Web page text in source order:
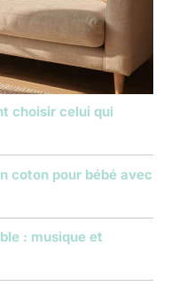
choisir celui qui
coton pour bébé avec
: musique et